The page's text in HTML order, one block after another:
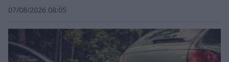
07/08/2026 08:05